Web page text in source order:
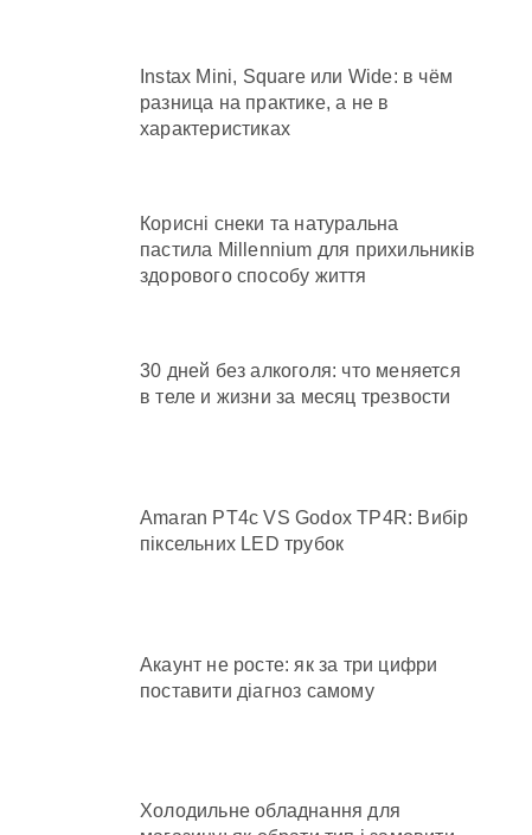
Instax Mini, Square или Wide: в чём
разница на практике, а не в
характеристиках
Корисні снеки та натуральна
пастила Millennium для прихильників
здорового способу життя
30 дней без алкоголя: что меняется
в теле и жизни за месяц трезвости
Amaran PT4c VS Godox TP4R: Вибір
піксельних LED трубок
Акаунт не росте: як за три цифри
поставити діагноз самому
Холодильне обладнання для